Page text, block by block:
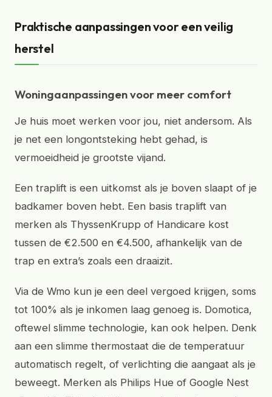
Praktische aanpassingen voor een veilig
herstel
Woningaanpassingen voor meer comfort
Je huis moet werken voor jou, niet andersom. Als
je net een longontsteking hebt gehad, is
vermoeidheid je grootste vijand.
Een traplift is een uitkomst als je boven slaapt of je
badkamer boven hebt. Een basis traplift van
merken als ThyssenKrupp of Handicare kost
tussen de €2.500 en €4.500, afhankelijk van de
trap en extra’s zoals een draaizit.
Via de Wmo kun je een deel vergoed krijgen, soms
tot 100% als je inkomen laag genoeg is. Domotica,
oftewel slimme technologie, kan ook helpen. Denk
aan een slimme thermostaat die de temperatuur
automatisch regelt, of verlichting die aangaat als je
beweegt. Merken als Philips Hue of Google Nest